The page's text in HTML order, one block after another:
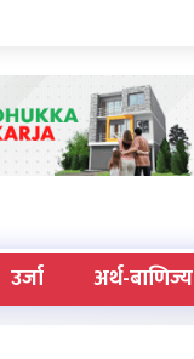
उर्जा अर्थ-बाणिज्य